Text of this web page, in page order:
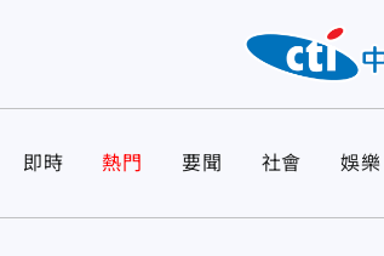
即時 熱門 要聞 社會 娛樂